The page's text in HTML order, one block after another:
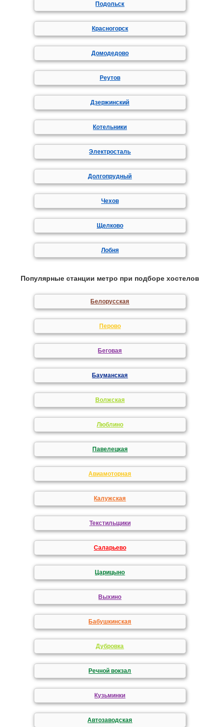
Подольск
Красногорск
Домодедово
Реутов
Дзержинский
Котельники
Электросталь
Долгопрудный
Чехов
Щелково
Лобня
Популярные станции метро при подборе хостелов
Белорусская
Перово
Беговая
Бауманская
Волжская
Люблино
Павелецкая
Авиамоторная
Калужская
Текстильщики
Саларьево
Царицыно
Выхино
Бабушкинская
Дубровка
Речной вокзал
Кузьминки
Автозаводская